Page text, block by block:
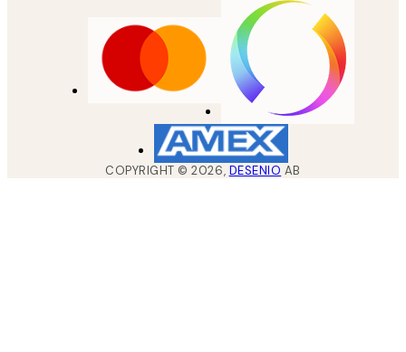
COPYRIGHT ©2026, DESENIO AB